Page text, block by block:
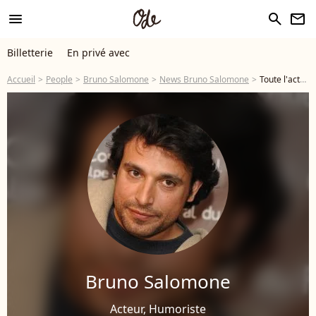
menu search newsletter
Billetterie En privé avec
Accueil People Bruno Salomone News Bruno Salomone Toute l'actu de Bruno Salomone - Page 2
Bruno Salomone
Acteur, Humoriste